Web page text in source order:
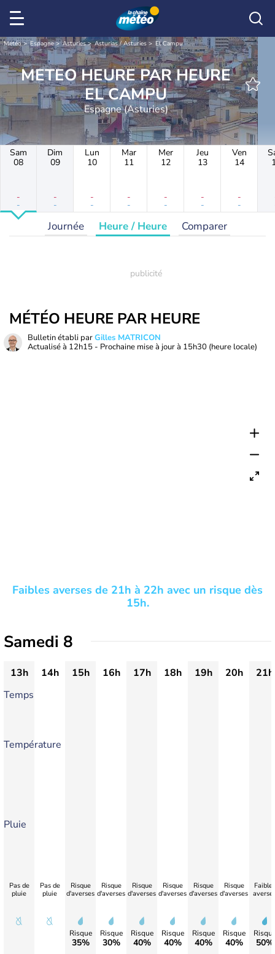
Météo Espagne Asturies Asturias / Asturies El Campu
METEO HEURE PAR HEURE
EL CAMPU
Espagne (Asturies)
Sam
08
-
-
Dim
09
-
-
Lun
10
-
-
Mar
11
-
-
Mer
12
-
-
Jeu
13
-
-
Ven
14
-
-
Journée Heure / Heure Comparer
MÉTÉO HEURE PAR HEURE
Bulletin établi parGilles MATRICON
Actualisé à 12h15 - Prochaine mise à jour à 15h30 (heure locale)
Faibles averses de 21h à 22h avec un risque dès
15h.
Samedi 8
13h 14h 15h 16h 17h 18h 19h 20h
21h
Temps
Température
Pluie
Pas de
pluie
Pas de
pluie
Risque
d'averses
Risque
35%
Risque
d'averses
Risque
30%
Risque
d'averses
Risque
40%
Risque
d'averses
Risque
40%
Risque
d'averses
Risque
40%
Risque
d'averses
Risque
40%
Faibles
50%